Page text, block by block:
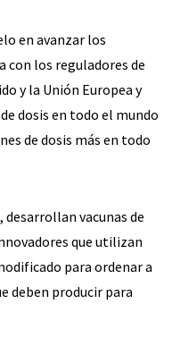
en avanzar los
con los reguladores de
y la Unión Europea y
dosis en todo el mundo
de dosis más en todo
vacunas de
que utilizan
para ordenar a
deben producir para